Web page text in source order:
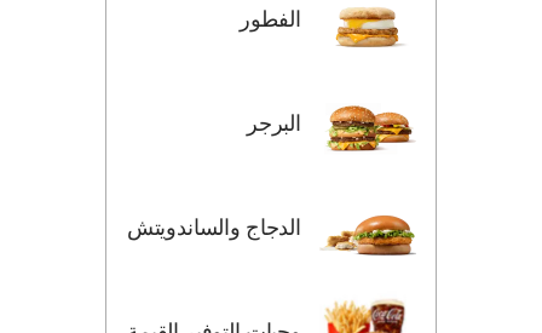
الفطور
البرجر
الدجاج والساندويتش